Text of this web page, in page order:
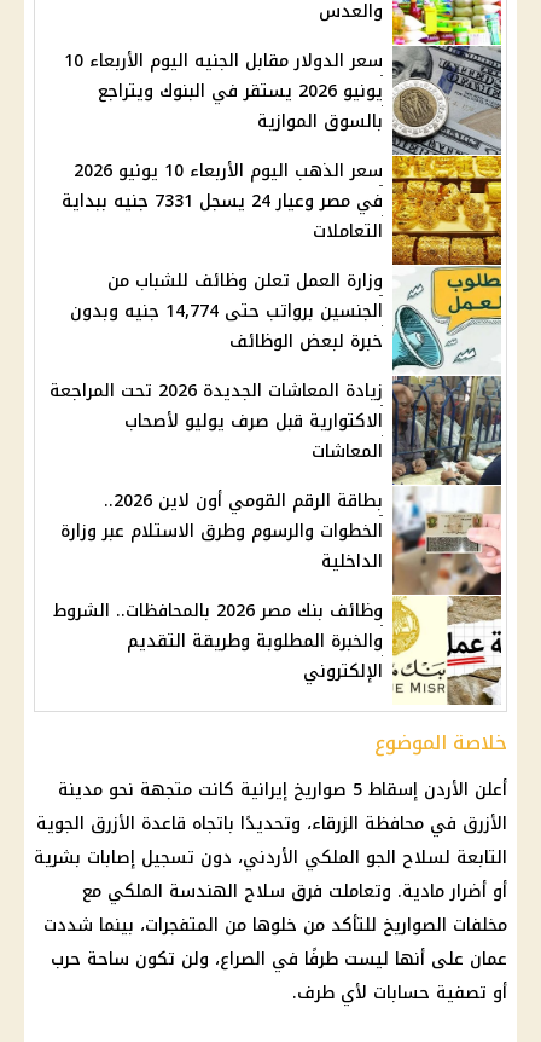
والعدس
سعر الدولار مقابل الجنيه اليوم الأربعاء 10
يونيو 2026 يستقر في البنوك ويتراجع
بالسوق الموازية
سعر الذهب اليوم الأربعاء 10 يونيو 2026
في مصر وعيار 24 يسجل 7331 جنيه ببداية
التعاملات
وزارة العمل تعلن وظائف للشباب من
الجنسين برواتب حتى 14,774 جنيه وبدون
خبرة لبعض الوظائف
زيادة المعاشات الجديدة 2026 تحت المراجعة
الاكتوارية قبل صرف يوليو لأصحاب
المعاشات
بطاقة الرقم القومي أون لاين 2026..
الخطوات والرسوم وطرق الاستلام عبر وزارة
الداخلية
وظائف بنك مصر 2026 بالمحافظات.. الشروط
والخبرة المطلوبة وطريقة التقديم
الإلكتروني
خلاصة الموضوع
أعلن الأردن إسقاط 5 صواريخ إيرانية كانت متجهة نحو مدينة
الأزرق في محافظة الزرقاء، وتحديدًا باتجاه قاعدة الأزرق الجوية
التابعة لسلاح الجو الملكي الأردني، دون تسجيل إصابات بشرية
أو أضرار مادية. وتعاملت فرق سلاح الهندسة الملكي مع
مخلفات الصواريخ للتأكد من خلوها من المتفجرات، بينما شددت
عمان على أنها ليست طرفًا في الصراع، ولن تكون ساحة حرب
أو تصفية حسابات لأي طرف.